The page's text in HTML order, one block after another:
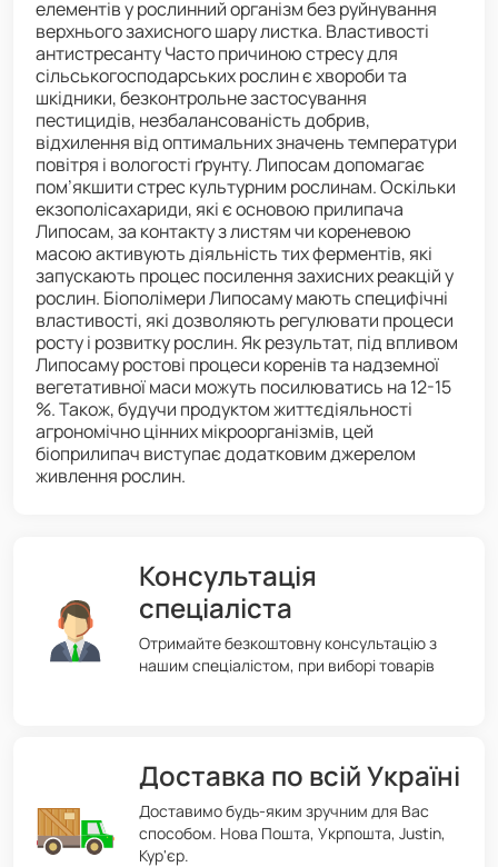
елементів у рослинний організм без руйнування
верхнього захисного шару листка. Властивості
антистресанту Часто причиною стресу для
сільськогосподарських рослин є хвороби та
шкідники, безконтрольне застосування
пестицидів, незбалансованість добрив,
відхилення від оптимальних значень температури
повітря і вологості ґрунту. Липосам допомагає
пом’якшити стрес культурним рослинам. Оскільки
екзополісахариди, які є основою прилипача
Липосам, за контакту з листям чи кореневою
масою активують діяльність тих ферментів, які
запускають процес посилення захисних реакцій у
рослин. Біополімери Липосаму мають специфічні
властивості, які дозволяють регулювати процеси
росту і розвитку рослин. Як результат, під впливом
Липосаму ростові процеси коренів та надземної
вегетативної маси можуть посилюватись на 12-15
%. Також, будучи продуктом життєдіяльності
агрономічно цінних мікроорганізмів, цей
біоприлипач виступає додатковим джерелом
живлення рослин.
Консультація
спеціаліста
Отримайте безкоштовну консультацію з
нашим спеціалістом, при виборі товарів
Доставка по всій Україні
Доставимо будь-яким зручним для Вас
способом. Нова Пошта, Укрпошта, Justin,
Кур'єр.